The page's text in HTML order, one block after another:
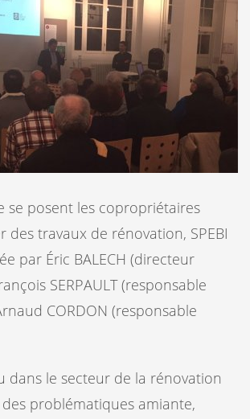
se posent les copropriétaires
des travaux de rénovation, SPEBI
par Éric BALECH (directeur
SERPAULT (responsable
CORDON (responsable
dans le secteur de la rénovation
problématiques amiante,